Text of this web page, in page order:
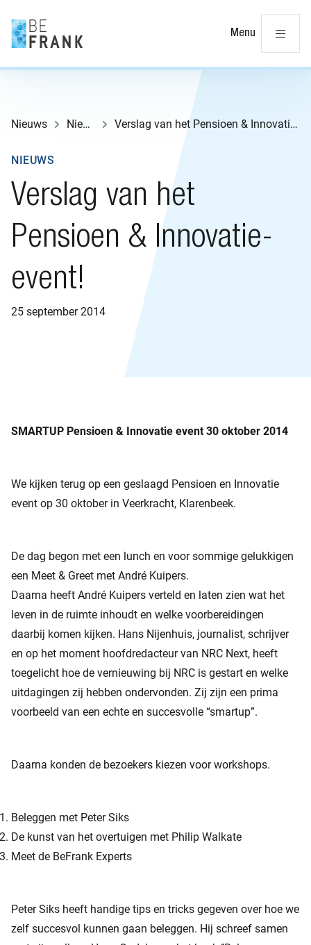
Menu
Nieuws Nieuws Verslag van het Pensioen & Innovatie-event!
Verslag van het
Pensioen & Innovatie-
event!
25 september 2014
NIEUWS
SMARTUP Pensioen & Innovatie event 30 oktober 2014
We kijken terug op een geslaagd Pensioen en Innovatie
event op 30 oktober in Veerkracht, Klarenbeek.
De dag begon met een lunch en voor sommige gelukkigen
een Meet & Greet met André Kuipers.
Daarna heeft André Kuipers verteld en laten zien wat het
leven in de ruimte inhoudt en welke voorbereidingen
daarbij komen kijken. Hans Nijenhuis, journalist, schrijver
en op het moment hoofdredacteur van NRC Next, heeft
toegelicht hoe de vernieuwing bij NRC is gestart en welke
uitdagingen zij hebben ondervonden. Zij zijn een prima
voorbeeld van een echte en succesvolle “smartup”.
Daarna konden de bezoekers kiezen voor workshops.
Beleggen met Peter Siks
De kunst van het overtuigen met Philip Walkate
Meet de BeFrank Experts
Peter Siks heeft handige tips en tricks gegeven over hoe we
zelf succesvol kunnen gaan beleggen. Hij schreef samen